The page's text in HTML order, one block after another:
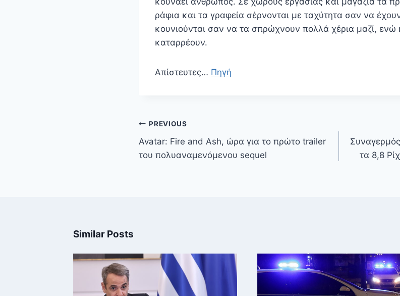
ράφια και τα γραφεία σέρνονται με ταχύτητα σαν να
κουνιούνται σαν να τα σπρώχνουν πολλά χέρια μαζί, ενώ
καταρρέουν.
Απίστευτες… Πηγή
Πλοήγηση
άρθρων
PREVIOUS
Avatar: Fire and Ash, ώρα για το πρώτο trailer
του πολυαναμενόμενου sequel
τα 8,8
Similar Posts